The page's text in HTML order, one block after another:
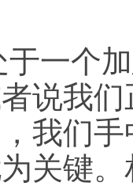
一个
说我
我们
关键